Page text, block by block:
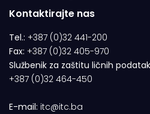
Kontaktirajte nas
Tel.: +387 (0)32 441-200
Fax: +387 (0)32 405-970
Službenik za zaštitu ličnih
+387 (0)32 464-450
E-mail: itc@itc.ba